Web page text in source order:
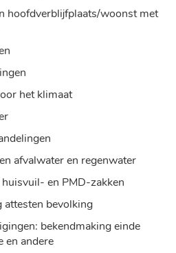
hoofdverblijfplaats/woonst met
het klimaat
afvalwater en regenwater
en PMD-zakken
attesten bevolking
bekendmaking einde
en andere